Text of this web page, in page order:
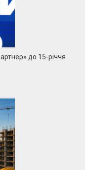
до 15-річчя